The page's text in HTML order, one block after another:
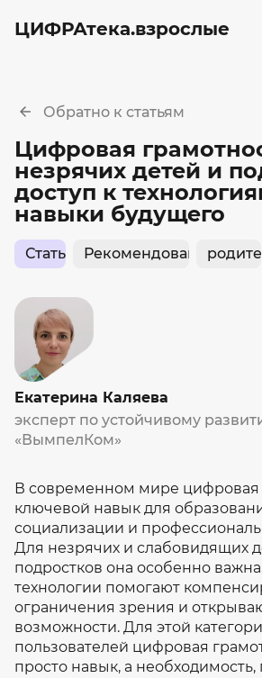
ЦИФРАтека.взрослые
Обратно к статьям
Цифровая
незрячих детей и
доступ к
навыки будущего
Статьи Рекомендовано РАО
В современном мире цифровая
ключевой навык для
социализации и
Для незрячих и слабовидящих
подростков она особенно
технологии помогают
ограничения зрения и
возможности. Для этой
пользователей цифровая
просто навык, а
Екатерина Каляева
эксперт по устойчивому
«ВымпелКом»